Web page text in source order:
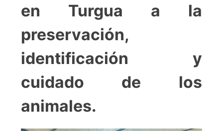
en Turgua a la
preservación,
identificación y
cuidado de los
animales.